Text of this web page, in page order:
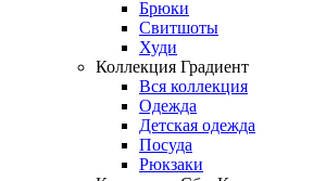
Брюки
Свитшоты
Худи
Коллекция Градиент
Вся коллекция
Одежда
Детская одежда
Посуда
Рюкзаки